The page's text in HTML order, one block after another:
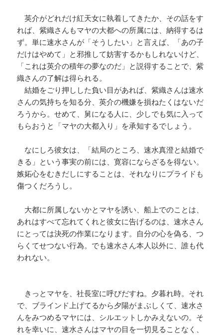
英介がどれだけ紅天女に執着してきたか、その話をす
れば、紫織さんもマヤの大都への所属には、納得するは
ず。単に速水さんが「そうしたい」と言えば、「あの子
だけはやめて」と邪推して妨害するかもしれないけど、
「これは英介の積年の夢なのだ」と説得することで、紫
織さんの了解は得られる。
結婚をごり押しした負い目があれば、紫織さんは速水
さんの気持ちを知る分、英介の機嫌を損ねたくはないだ
ろうから。せめて、舅になる人に、少しでも気に入って
もらおうと「マヤの大都入り」を承知するでしょう。
なにしろ彼女は、「結局のところ、速水真澄と結婚で
きる」という事実の前には、寛容にならざるを得ない。
嫉妬心をむきだしにすることは、それなりにプライドも
傷つくだろうし。
大都に所属しないかとマヤを誘い、船上でのことは、
あれはすべて忘れてくれと彼女に告げるのは、速水さん
にとっては決死の作業になります。自分の心を偽る、つ
らくてせつない行為。でも速水さん本人以外に、誰も代
われない。
きっとマヤを、社長室に呼びだすね。夕暮れ時。それ
で、ブラインド上げてるから夕陽がまぶしくて、速水さ
んをみつめるマヤには、シルエットしかみえないの。そ
れを幸いに、速水さんはマヤの目を一切見ることなく、